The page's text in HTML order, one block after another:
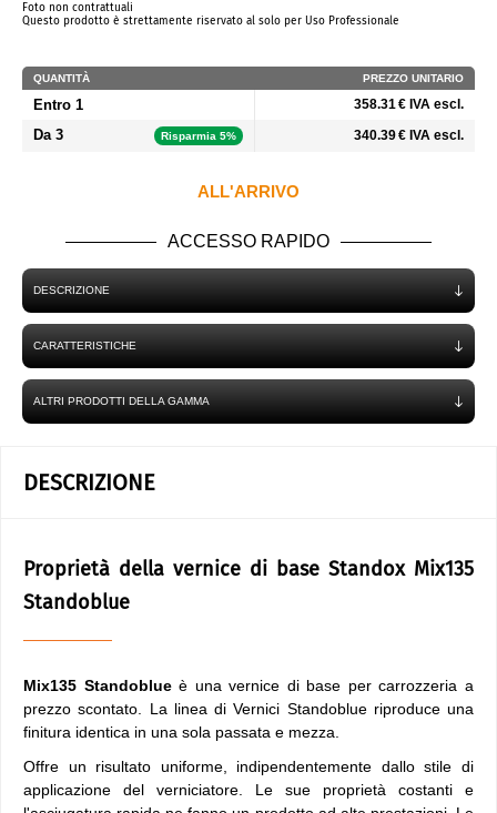
Foto non contrattuali
Questo prodotto è strettamente riservato al solo per Uso Professionale
QUANTITÀ PREZZO UNITARIO
Entro 1 358.31 € IVA escl.
Da 3 Risparmia 5% 340.39 € IVA escl.
ALL'ARRIVO
ACCESSO RAPIDO
DESCRIZIONE
CARATTERISTICHE
ALTRI PRODOTTI DELLA GAMMA
DESCRIZIONE
Proprietà della vernice di base Standox Mix135
Standoblue
Mix135 Standoblueè una vernice di base per carrozzeria a
prezzo scontato. La linea di Vernici Standoblue riproduce una
finitura identica in una sola passata e mezza.
Offre un risultato uniforme, indipendentemente dallo stile di
applicazione del verniciatore. Le sue proprietà costanti e